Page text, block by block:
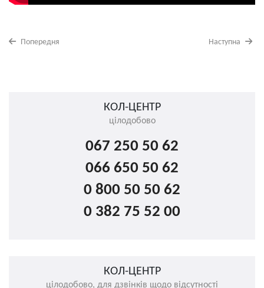
Попередня Наступна
КОЛ-ЦЕНТР
цілодобово
067 250 50 62
066 650 50 62
0 800 50 50 62
0 382 75 52 00
КОЛ-ЦЕНТР
цілодобово, для дзвінків щодо відсутності